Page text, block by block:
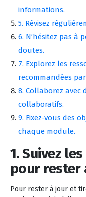
informations.
5. Révisez
6. N’hésitez pas à
doutes.
7. Explorez les
recommandées
8. Collaborez avec
collaboratifs.
9. Fixez-vous des
chaque module.
1. Suivez
pour rester
Pour rester à jour et